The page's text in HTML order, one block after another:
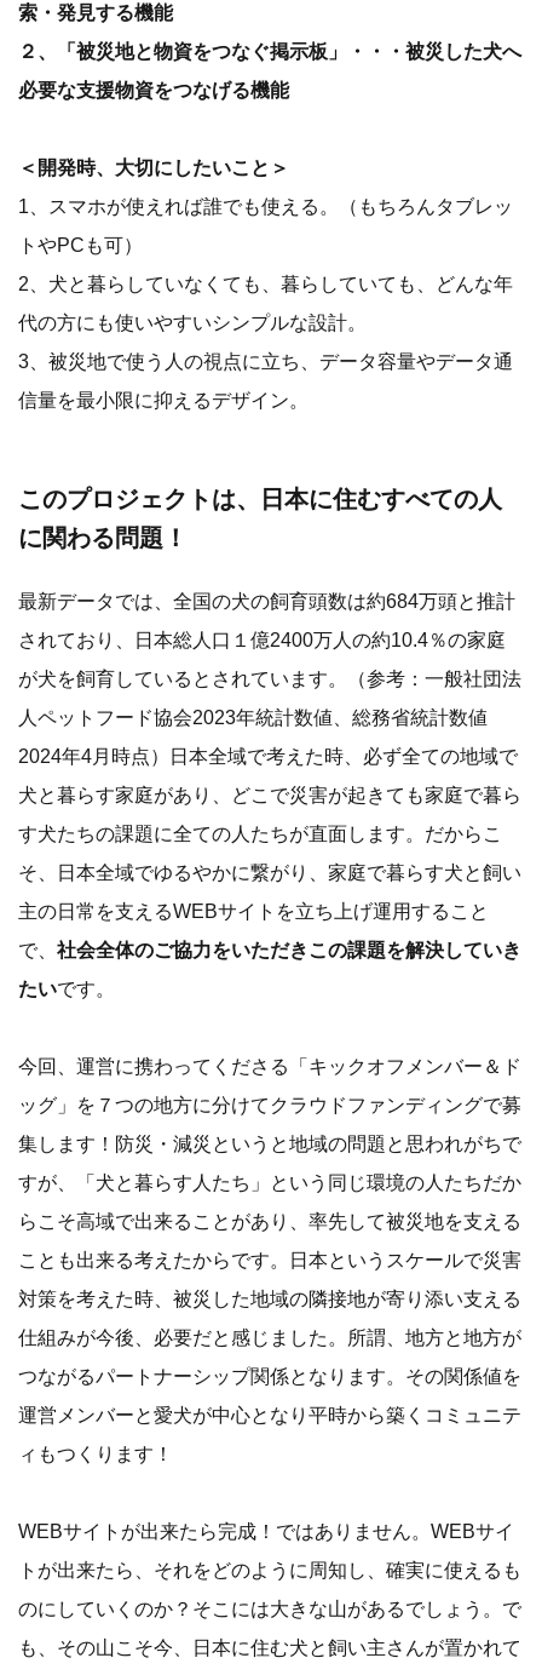
索・発見する機能
２、「被災地と物資をつなぐ掲示板」・・・被災した犬へ
必要な支援物資をつなげる機能
＜開発時、大切にしたいこと＞
1、スマホが使えれば誰でも使える。（もちろんタブレッ
トやPCも可）
2、犬と暮らしていなくても、暮らしていても、どんな年
代の方にも使いやすいシンプルな設計。
3、被災地で使う人の視点に立ち、データ容量やデータ通
信量を最小限に抑えるデザイン。
このプロジェクトは、日本に住むすべての人
に関わる問題！
最新データでは、全国の犬の飼育頭数は約684万頭と推計
されており、日本総人口１億2400万人の約10.4％の家庭
が犬を飼育しているとされています。（参考：一般社団法
人ペットフード協会2023年統計数値、総務省統計数値
2024年4月時点）日本全域で考えた時、必ず全ての地域で
犬と暮らす家庭があり、どこで災害が起きても家庭で暮ら
す犬たちの課題に全ての人たちが直面します。だからこ
そ、日本全域でゆるやかに繋がり、家庭で暮らす犬と飼い
主の日常を支えるWEBサイトを立ち上げ運用すること
で、 社会全体のご協力をいただきこの課題を解決していき
たいです。
今回、運営に携わってくださる「キックオフメンバー＆ド
ッグ」を７つの地方に分けてクラウドファンディングで募
集します！防災・減災というと地域の問題と思われがちで
すが、「犬と暮らす人たち」という同じ環境の人たちだか
らこそ高域で出来ることがあり、率先して被災地を支える
ことも出来る考えたからです。日本というスケールで災害
対策を考えた時、被災した地域の隣接地が寄り添い支える
仕組みが今後、必要だと感じました。所謂、地方と地方が
つながるパートナーシップ関係となります。その関係値を
運営メンバーと愛犬が中心となり平時から築くコミュニテ
ィもつくります！
WEBサイトが出来たら完成！ではありません。WEBサイ
トが出来たら、それをどのように周知し、確実に使えるも
のにしていくのか？そこには大きな山があるでしょう。で
も、その山こそ今、日本に住む犬と飼い主さんが置かれて